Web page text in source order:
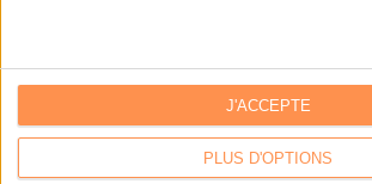
PLUS D'OPTIONS
J'ACCEPTE
Communiquer avec Archimag|Communiquer avec ACE